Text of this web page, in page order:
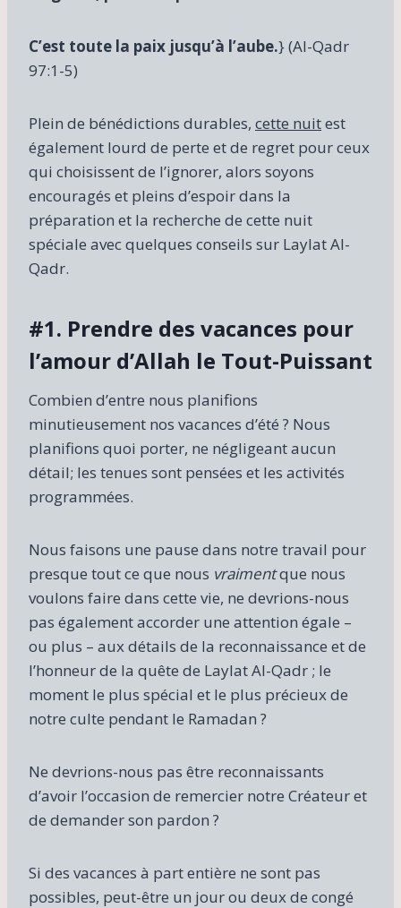
C’est toute la paix jusqu’à l’aube.} (Al-Qadr
97:1-5)
Plein de bénédictions durables, cette nuitest
également lourd de perte et de regret pour ceux
qui choisissent de l’ignorer, alors soyons
encouragés et pleins d’espoir dans la
préparation et la recherche de cette nuit
spéciale avec quelques conseils sur Laylat Al-
Qadr.
#1. Prendre des vacances pour
l’amour d’Allah le Tout-Puissant
Combien d’entre nous planifions
minutieusement nos vacances d’été ? Nous
planifions quoi porter, ne négligeant aucun
détail; les tenues sont pensées et les activités
programmées.
Nous faisons une pause dans notre travail pour
presque tout ce que nous vraimentque nous
voulons faire dans cette vie, ne devrions-nous
pas également accorder une attention égale –
ou plus – aux détails de la reconnaissance et de
l’honneur de la quête de Laylat Al-Qadr ; le
moment le plus spécial et le plus précieux de
notre culte pendant le Ramadan ?
Ne devrions-nous pas être reconnaissants
d’avoir l’occasion de remercier notre Créateur et
de demander son pardon ?
Si des vacances à part entière ne sont pas
possibles, peut-être un jour ou deux de congé